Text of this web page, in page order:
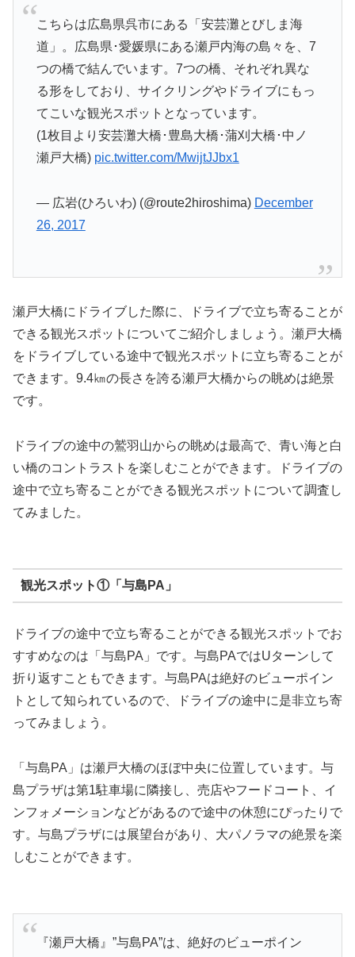
こちらは広島県呉市にある「安芸灘とびしま海
道」。広島県･愛媛県にある瀬戸内海の島々を、7
つの橋で結んでいます。7つの橋、それぞれ異な
る形をしており、サイクリングやドライブにもっ
てこいな観光スポットとなっています。
(1枚目より安芸灘大橋･豊島大橋･蒲刈大橋･中ノ
瀬戸大橋) pic.twitter.com/MwijtJJbx1
— 広岩(ひろいわ) (@route2hiroshima) December
26, 2017
瀬戸大橋にドライブした際に、ドライブで立ち寄ることが
できる観光スポットについてご紹介しましょう。瀬戸大橋
をドライブしている途中で観光スポットに立ち寄ることが
できます。9.4㎞の長さを誇る瀬戸大橋からの眺めは絶景
です。
ドライブの途中の鷲羽山からの眺めは最高で、青い海と白
い橋のコントラストを楽しむことができます。ドライブの
途中で立ち寄ることができる観光スポットについて調査し
てみました。
観光スポット①「与島PA」
ドライブの途中で立ち寄ることができる観光スポットでお
すすめなのは「与島PA」です。与島PAではUターンして
折り返すこともできます。与島PAは絶好のビューポイン
トとして知られているので、ドライブの途中に是非立ち寄
ってみましょう。
「与島PA」は瀬戸大橋のほぼ中央に位置しています。与
島プラザは第1駐車場に隣接し、売店やフードコート、イ
ンフォメーションなどがあるので途中の休憩にぴったりで
す。与島プラザには展望台があり、大パノラマの絶景を楽
しむことができます。
『瀬戸大橋』”与島PA”は、絶好のビューポイン